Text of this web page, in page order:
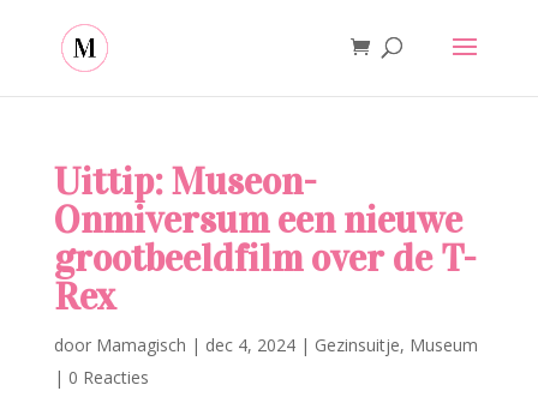
Uittip: Museon-
Onmiversum een nieuwe
grootbeeldfilm over de T-
Rex
door Mamagisch | dec 4, 2024| Gezinsuitje, Museum
| 0 Reacties